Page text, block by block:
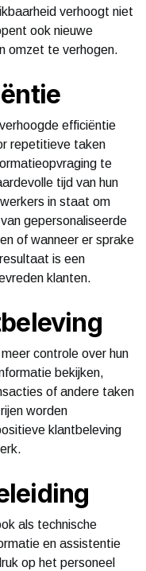
verhoogt niet
ook nieuwe
omzet te verhogen.
efficiëntie
repetitieve taken
te
tijd van hun
in staat om
gepersonaliseerde
of wanneer er sprake
is een
klanten.
controle over hun
bekijken,
of andere taken
worden
klantbeleving
als technische
en assistentie
op het personeel